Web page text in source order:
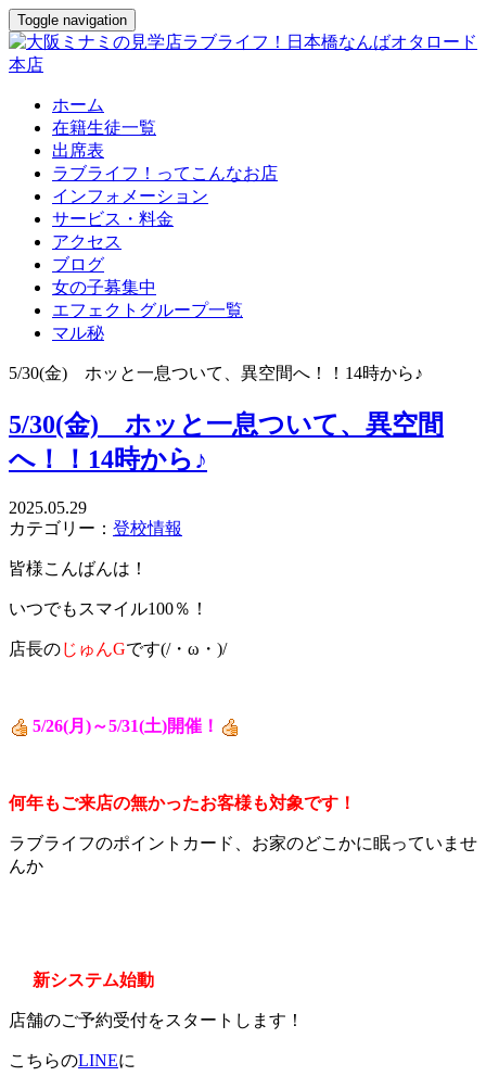
Toggle navigation
ホーム
在籍生徒一覧
出席表
ラブライフ！ってこんなお店
インフォメーション
サービス・料金
アクセス
ブログ
女の子募集中
エフェクトグループ一覧
マル秘
5/30(金) ホッと一息ついて、異空間へ！！14時から♪
5/30(金) ホッと一息ついて、異空間
へ！！14時から♪
2025.05.29
カテゴリー： 登校情報
皆様こんばんは！
いつでもスマイル100％！
店長のじゅんGです(/・ω・)/
5/26(月)～5/31(土)開催！
何年もご来店の無かったお客様も対象です！
ラブライフのポイントカード、お家のどこかに眠っていませ
んか
新システム始動
店舗のご予約受付をスタートします！
こちらのLINEに